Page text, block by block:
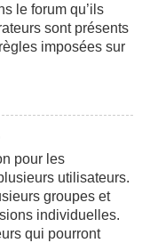
le forum qu’ils
sont présents
imposées sur
pour les
utilisateurs.
groupes et
individuelles.
qui pourront